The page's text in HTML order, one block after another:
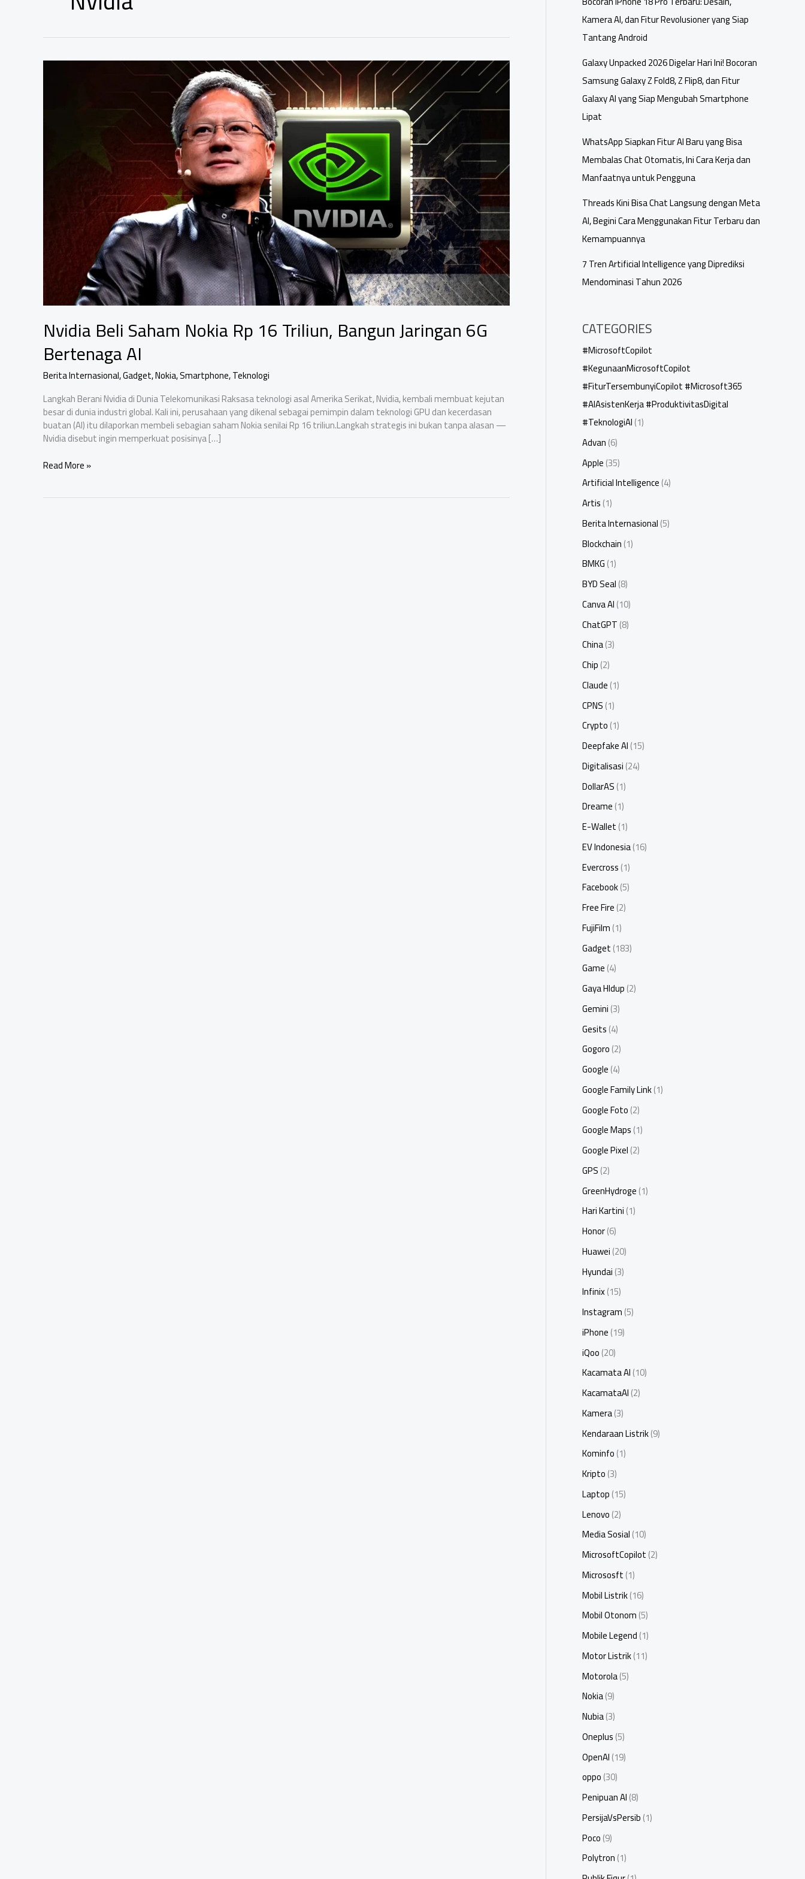
Nvidia Beli Saham Nokia Rp 16 Triliun, Bangun Jaringan 6G
Bertenaga AI
Berita Internasional,Gadget,Nokia,Smartphone,Teknologi
Langkah Berani Nvidia di Dunia Telekomunikasi Raksasa teknologi asal Amerika Serikat, Nvidia, kembali membuat kejutan
besar di dunia industri global. Kali ini, perusahaan yang dikenal sebagai pemimpin dalam teknologi GPU dan kecerdasan
buatan (AI) itu dilaporkan membeli sebagian saham Nokia senilai Rp 16 triliun.Langkah strategis ini bukan tanpa alasan —
Nvidia disebut ingin memperkuat posisinya […]
Nvidia
Read More »
Kamera AI, dan Fitur Revolusioner yang Siap
Tantang Android
Galaxy Unpacked 2026 Digelar Hari Ini! Bocoran
Samsung Galaxy Z Fold8, Z Flip8, dan Fitur
Galaxy AI yang Siap Mengubah Smartphone
Lipat
WhatsApp Siapkan Fitur AI Baru yang Bisa
Membalas Chat Otomatis, Ini Cara Kerja dan
Manfaatnya untuk Pengguna
Threads Kini Bisa Chat Langsung dengan Meta
AI, Begini Cara Menggunakan Fitur Terbaru dan
Kemampuannya
7 Tren Artificial Intelligence yang Diprediksi
Mendominasi Tahun 2026
CATEGORIES
#MicrosoftCopilot
#KegunaanMicrosoftCopilot
#FiturTersembunyiCopilot #Microsoft365
#AIAsistenKerja #ProduktivitasDigital
#TeknologiAI(1)
Advan(6)
Apple(35)
Artificial Intelligence(4)
Artis(1)
Berita Internasional(5)
Blockchain(1)
BMKG(1)
BYD Seal(8)
Canva AI(10)
ChatGPT(8)
China(3)
Chip(2)
Claude(1)
CPNS(1)
Crypto(1)
Deepfake AI(15)
Digitalisasi(24)
DollarAS(1)
Dreame(1)
E-Wallet(1)
EV Indonesia(16)
Evercross(1)
Facebook(5)
Free Fire(2)
FujiFilm(1)
Gadget(183)
Game(4)
Gaya HIdup(2)
Gemini(3)
Gesits(4)
Gogoro(2)
Google(4)
Google Family Link(1)
Google Foto(2)
Google Maps(1)
Google Pixel(2)
GPS(2)
GreenHydroge(1)
Hari Kartini(1)
Honor(6)
Huawei(20)
Hyundai(3)
Infinix(15)
Instagram(5)
iPhone(19)
iQoo(20)
Kacamata AI(10)
KacamataAI(2)
Kamera(3)
Kendaraan Listrik(9)
Kominfo(1)
Kripto(3)
Laptop(15)
Lenovo(2)
Media Sosial(10)
MicrosoftCopilot(2)
Micrososft(1)
Mobil Listrik(16)
Mobil Otonom(5)
Mobile Legend(1)
Motor Listrik(11)
Motorola(5)
Nokia(9)
Nubia(3)
Oneplus(5)
OpenAI(19)
oppo(30)
Penipuan AI(8)
PersijaVsPersib(1)
Poco(9)
Polytron(1)